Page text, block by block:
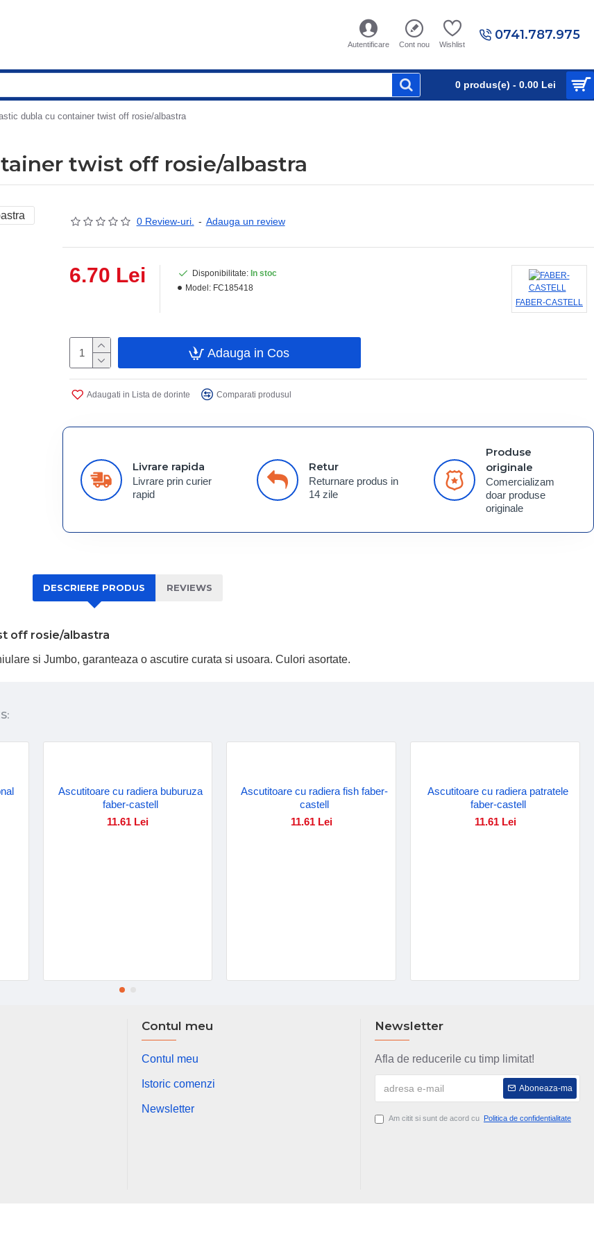
0741.787.975
Autentificare Cont nou Wishlist
0 produs(e) - 0.00 Lei
dubla cu container twist off rosie/albastra
twist off rosie/albastra
0 Review-uri. - Adauga un review
6.70 Lei Disponibilitate: In stoc
Model: FC185418
FABER-CASTELL
Adauga in Cos
Adaugati in Lista de dorinte Comparati produsul
Livrare rapida
Livrare prin curier
rapid
Retur
Returnare produs in
14 zile
Produse
originale
Comercializam
doar produse
originale
DESCRIERE PRODUS REVIEWS
off rosie/albastra
si Jumbo, garanteaza o ascutire curata si usoara. Culori asortate.
Ascutitoare cu radiera buburuza
faber-castell
11.61 Lei
Ascutitoare cu radiera fish faber-
castell
11.61 Lei
Ascutitoare cu radiera patratele
faber-castell
11.61 Lei
Contul meu
Contul meu
Istoric comenzi
Newsletter
Newsletter
Afla de reducerile cu timp limitat!
Aboneaza-ma
Am citit si sunt de acord cu Politica de confidentialitate